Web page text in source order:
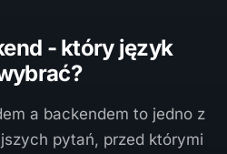
- który język
a backendem to jedno z
pytań, przed którymi